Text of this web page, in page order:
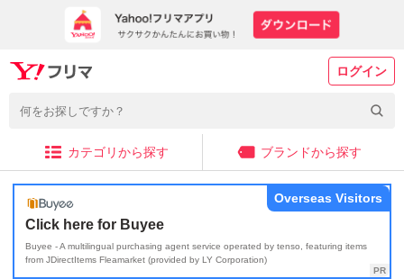
ログイン
カテゴリから探す ブランドから探す
Click here for Buyee
Buyee - A multilingual purchasing agent service operated by tenso, featuring items
from JDirectItems Fleamarket (provided by LY Corporation)
Overseas Visitors